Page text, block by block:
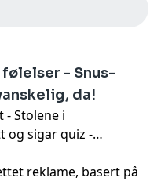
- Snus-
da!
- Stolene i
og sigar quiz -
reklame, basert på